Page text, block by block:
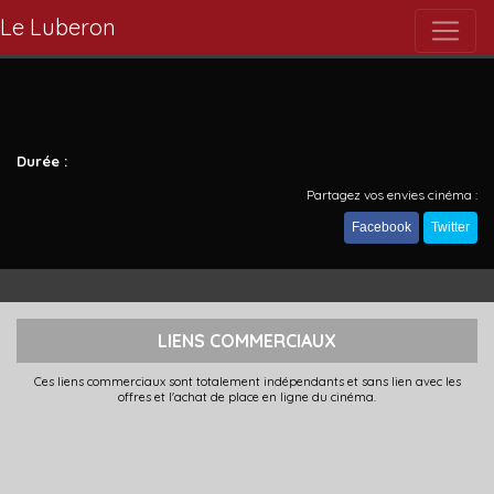
Le Luberon
Durée :
Partagez vos envies cinéma :
Facebook Twitter
LIENS COMMERCIAUX
Ces liens commerciaux sont totalement indépendants et sans lien avec les
offres et l'achat de place en ligne du cinéma.